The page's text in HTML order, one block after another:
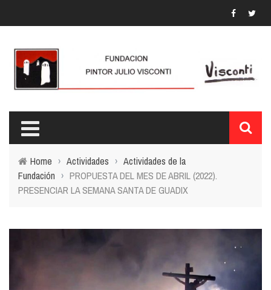
Home › Actividades › Actividades de la
Fundación › PROPUESTA DEL MES DE ABRIL (2022).
PRESENCIAR LA SEMANA SANTA DE GUADIX